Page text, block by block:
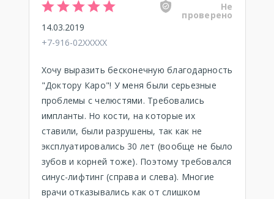
Не
проверено
14.03.2019
+7-916-02XXXXX
Хочу выразить бесконечную благодарность
"Доктору Каро"! У меня были серьезные
проблемы с челюстями. Требовались
импланты. Но кости, на которые их
ставили, были разрушены, так как не
эксплуатировались 30 лет (вообще не было
зубов и корней тоже). Поэтому требовался
синус-лифтинг (справа и слева). Многие
врачи отказывались как от слишком